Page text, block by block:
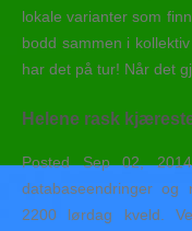
lokale varianter som
bodd sammen i
har det på tur! Når det
Helene rask
Posted Sep 02,
databaseendringer og
2200 lørdag kveld.